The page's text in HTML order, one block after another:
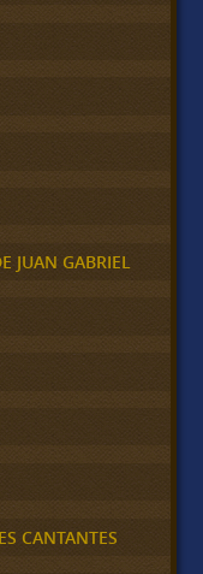
JUAN GABRIEL
CANTANTES